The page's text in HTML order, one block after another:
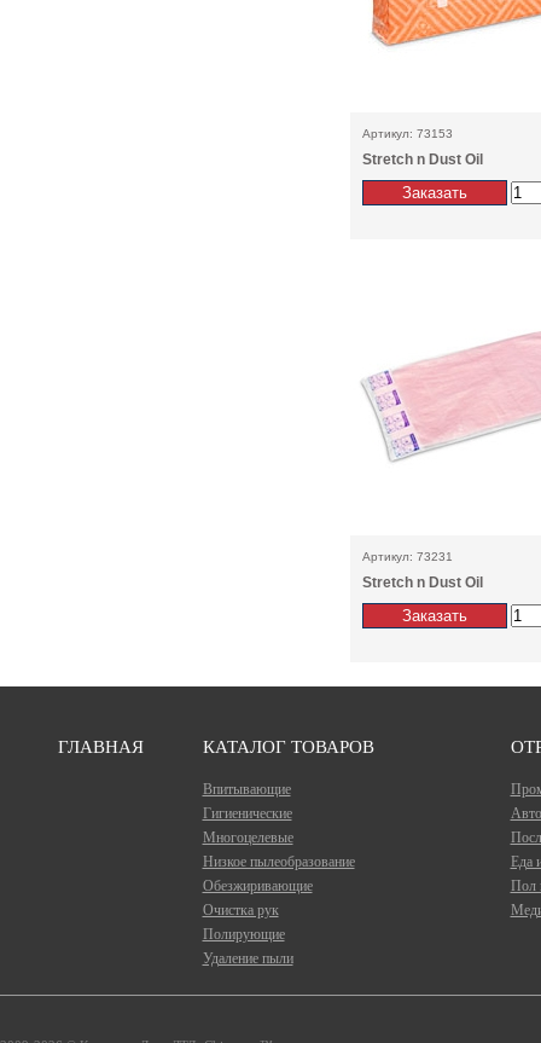
Артикул: 73153
Stretch n Dust Oil
Артикул: 73231
Stretch n Dust Oil
ГЛАВНАЯ КАТАЛОГ ТОВАРОВ
Впитывающие
Гигиенические
Многоцелевые
Низкое пылеобразование
Обезжиривающие
Очистка рук
Полирующие
Удаление пыли
Еда
Пол